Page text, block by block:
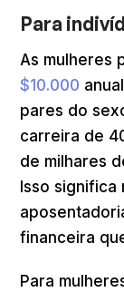
Para
As mulheres
$10.000
pares do
carreira de
de milhares
Isso
financeira
Para